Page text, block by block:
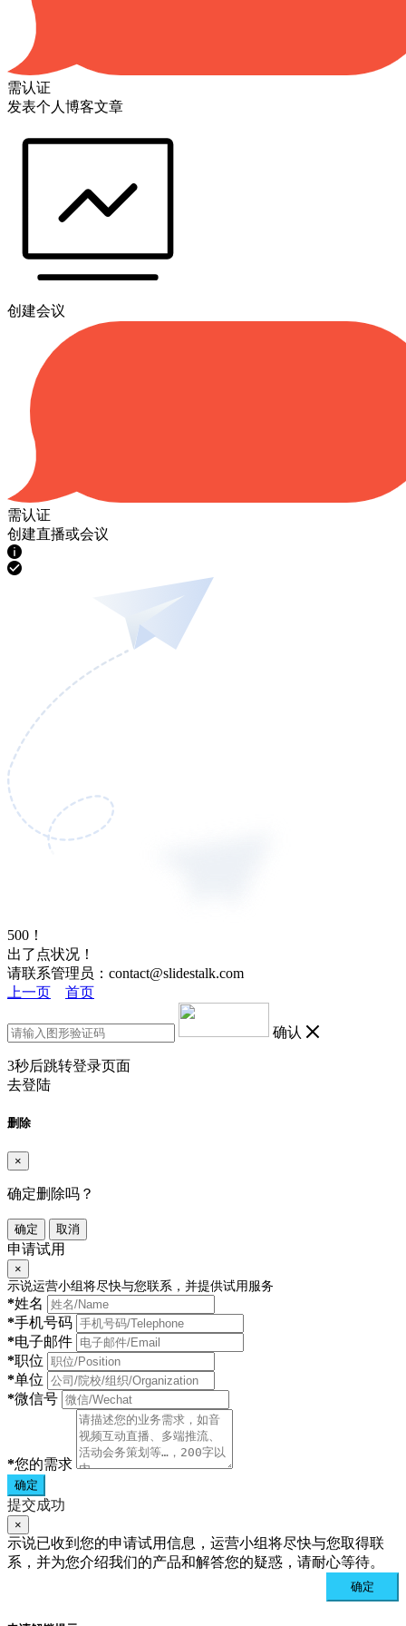
需认证
发表个人博客文章
创建会议
需认证
创建直播或会议
500！
出了点状况！
请联系管理员：contact@slidestalk.com
上一页
首页
确认
3秒后跳转登录页面
去登陆
删除
×
确定删除吗？
确定 取消
申请试用
×
示说运营小组将尽快与您联系，并提供试用服务
*姓名
*手机号码
*电子邮件
*职位
*单位
*微信号
*您的需求
确定
提交成功
×
示说已收到您的申请试用信息，运营小组将尽快与您取得联
系，并为您介绍我们的产品和解答您的疑惑，请耐心等待。
确定